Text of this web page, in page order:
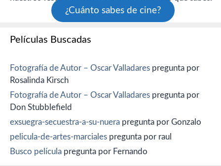
¿Cuánto sabes de cine?
Películas Buscadas
Fotografía de Autor – Oscar Valladares pregunta por
Rosalinda Kirsch
Fotografía de Autor – Oscar Valladares pregunta por
Don Stubblefield
exsuegra-secuestra-a-su-nuera pregunta por Gonzalo
pelicula-de-artes-marciales pregunta por raul
Busco película pregunta por Fernando